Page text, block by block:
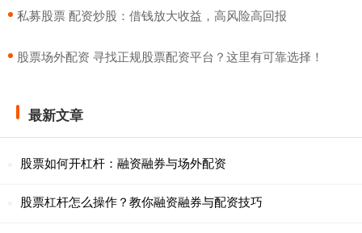
​私募股票 配资炒股：借钱放大收益，高风险高回报
​股票场外配资 寻找正规股票配资平台？这里有可靠选择！
最新文章
股票如何开杠杆：融资融券与场外配资
股票杠杆怎么操作？教你融资融券与配资技巧